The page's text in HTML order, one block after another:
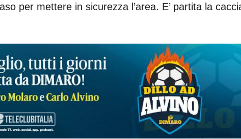
per mettere in sicurezza l’area. E’ partita la